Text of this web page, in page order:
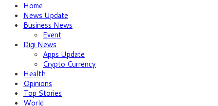
Home
News Update
Business News
Event
Digi News
Apps Update
Crypto Currency
Health
Opinions
Top Stories
World